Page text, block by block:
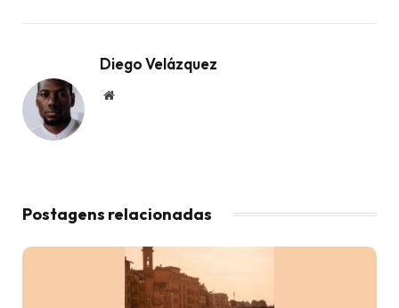
Diego Velázquez
Website
Postagens relacionadas